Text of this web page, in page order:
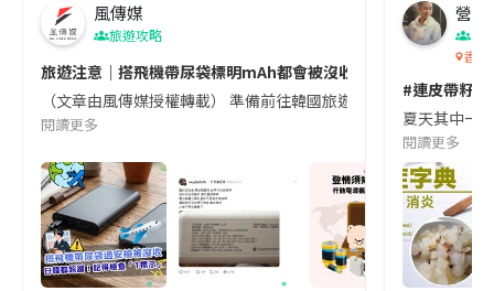
風傳媒
旅遊攻略
旅遊注意｜搭飛機帶尿袋標明mAh都會被沒收😱出發前切記檢查
（文章由風傳媒授權轉載） 準備前往韓國旅遊的民眾，近期要
閱讀更多
營養
香港
#連皮帶籽
夏天其中一
閱讀更多